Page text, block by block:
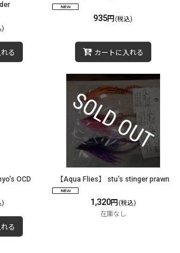
)
る
935円 (税込)
カートに入れる
OCD
)
る
【Aqua Flies】 stu's stinger prawn
1,320円 (税込)
在庫なし